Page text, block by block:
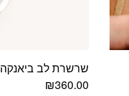
שרשרת לב ביאנקה
₪360.00